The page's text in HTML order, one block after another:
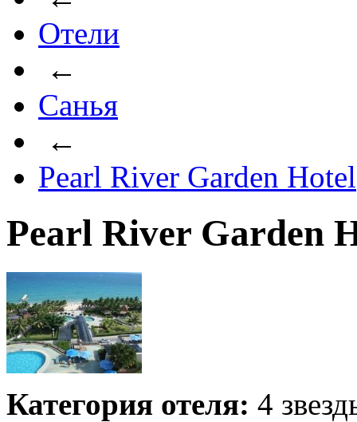
Отели
←
Санья
←
Pearl River Garden Hotel
Pearl River Garden
Категория отеля: 4